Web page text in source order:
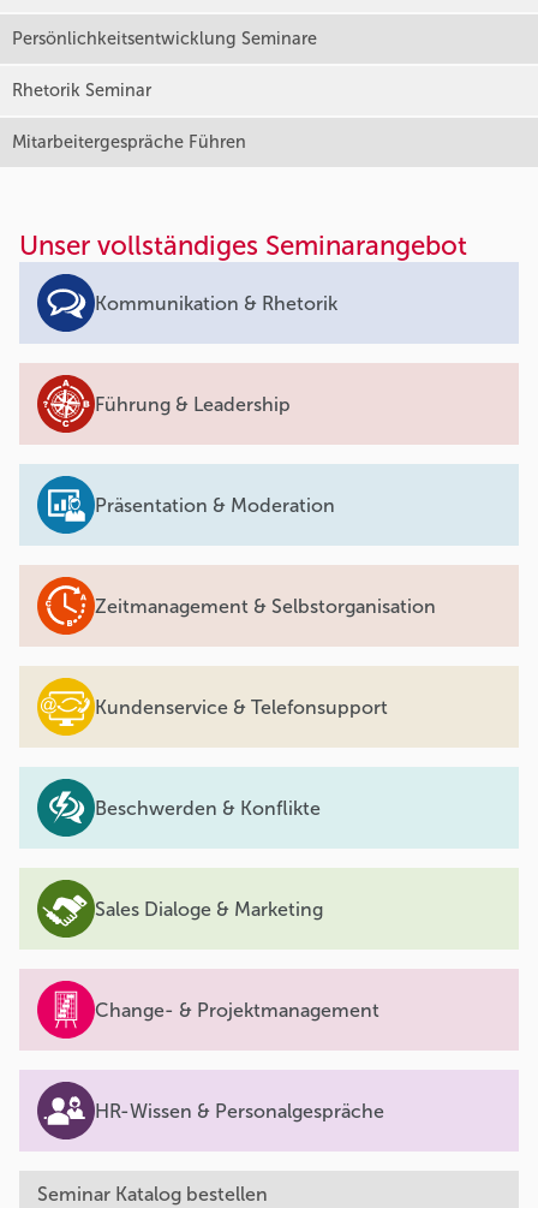
Persönlichkeitsentwicklung Seminare
Rhetorik Seminar
Mitarbeitergespräche Führen
Unser vollständiges Seminarangebot
Kommunikation & Rhetorik
Führung & Leadership
Präsentation & Moderation
Zeitmanagement & Selbstorganisation
Kundenservice & Telefonsupport
Beschwerden & Konflikte
Sales Dialoge & Marketing
Change- & Projektmanagement
HR-Wissen & Personalgespräche
Seminar Katalog bestellen